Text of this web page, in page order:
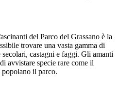
del Parco del Grassano è la
trovare una vasta gamma di
castagni e faggi. Gli amanti
avvistare specie rare come il
il parco.